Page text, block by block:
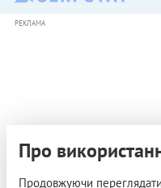
РЕКЛАМА
Про
Продовжуючи